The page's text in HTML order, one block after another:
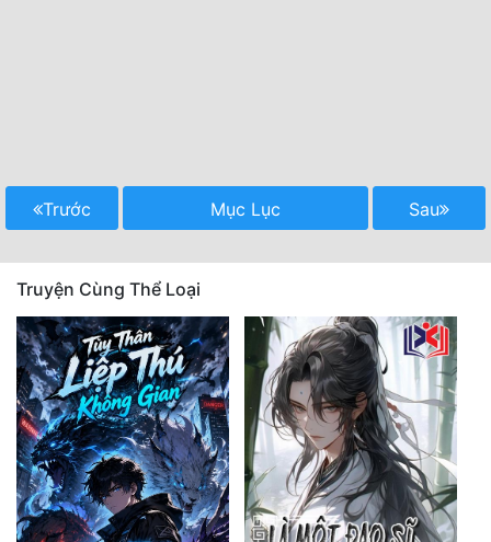
Trước Mục Lục Sau
Truyện Cùng Thể Loại